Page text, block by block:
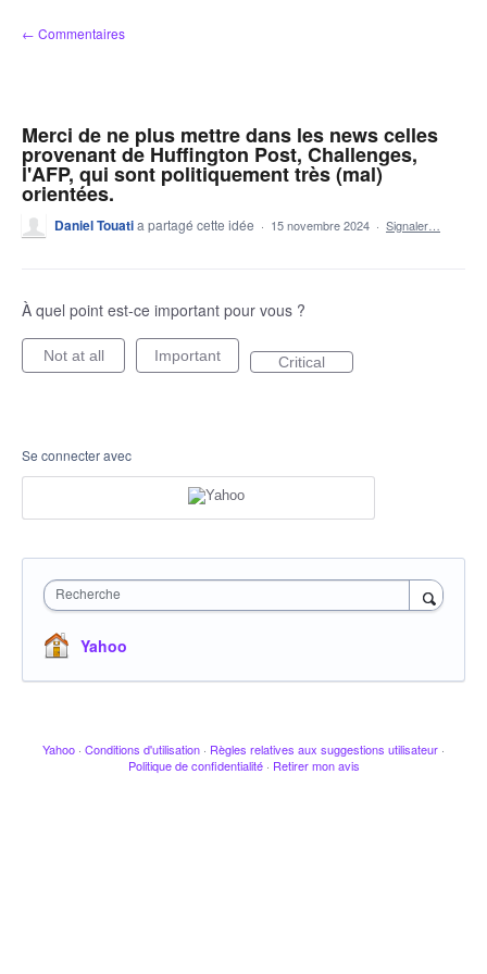
Aller
au
← Commentaires
Merci de ne plus mettre dans les news celles
provenant de Huffington Post, Challenges,
l'AFP, qui sont politiquement très (mal)
orientées.
Daniel Touatia partagé cette idée · 15 novembre 2024 · Signaler…
À quel point est-ce important pour vous ?
Not at all Important Critical
Se connecter avec
Recherche
Yahoo
Yahoo · Conditions d'utilisation · Règles relatives aux suggestions utilisateur ·
Politique de confidentialité · Retirer mon avis